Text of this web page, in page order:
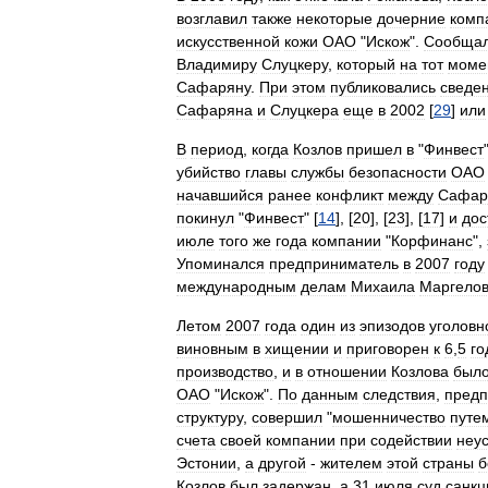
возглавил также некоторые дочерние
искусственной кожи ОАО "Искож".
Владимиру Слуцкеру, который на тот
Сафаряну. При этом публиковались
Сафаряна и Слуцкера еще в 2002 [29] или
В период когда Козлов пришел в "Финвест
убийство главы службы безопасности ОАО
начавшийся ранее конфликт между
покинул "Финвест" [14], [20], [23], [17] и
июле того же года компании "Корфинанс",
Упоминался предприниматель в 2007 году
международным делам Михаила
Летом 2007 года один из эпизодов
виновным в хищении и приговорен к 6 5
производство и в отношении Козлова
ОАО "Искож". По данным следствия
структуру, совершил "мошенничество
счета своей компании при содействии
Эстонии а другой - жителем этой страны